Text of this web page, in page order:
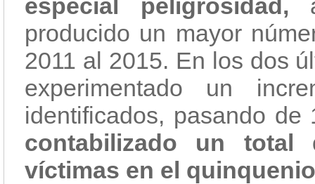
especial peligrosidad,
producido un mayor
2011 al 2015. En los dos
experimentado un
identificados, pasando
contabilizado un total
víctimas en el